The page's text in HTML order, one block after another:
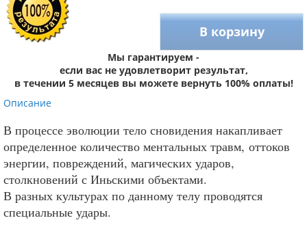
В корзину
Мы гарантируем -
если вас не удовлетворит результат,
в течении 5 месяцев вы можете вернуть 100% оплаты!
Описание
В процессе эволюции тело сновидения накапливает
определенное количество ментальных травм, оттоков
энергии, повреждений, магических ударов,
столкновений с Иньскими объектами.
В разных культурах по данному телу проводятся
специальные удары.